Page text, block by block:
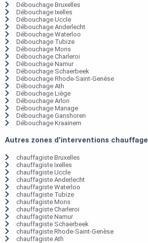
Débouchage Bruxelles
Débouchage Ixelles
Débouchage Uccle
Débouchage Anderlecht
Débouchage Waterloo
Débouchage Tubize
Débouchage Mons
Débouchage Charleroi
Débouchage Namur
Débouchage Schaerbeek
Débouchage Rhode-Saint-Genèse
Débouchage Ath
Débouchage Liège
Débouchage Arlon
Débouchage Manage
Débouchage Ganshoren
Débouchage Kraainem
Autres zones d'interventions chauffage
chauffagiste Bruxelles
chauffagiste Ixelles
chauffagiste Uccle
chauffagiste Anderlecht
chauffagiste Waterloo
chauffagiste Tubize
chauffagiste Mons
chauffagiste Charleroi
chauffagiste Namur
chauffagiste Schaerbeek
chauffagiste Rhode-Saint-Genèse
chauffagiste Ath